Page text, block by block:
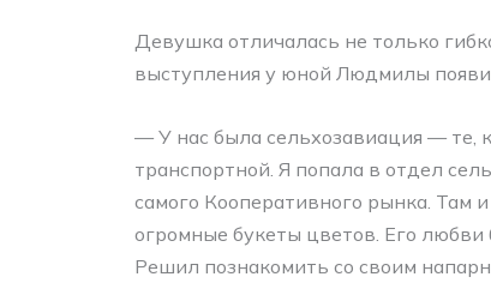
Девушка отличалась не только
выступления у юной Людмилы
— У нас была сельхозавиация — те,
транспортной. Я попала в отдел
самого Кооперативного рынка. Там
огромные букеты цветов. Его
Решил познакомить со своим